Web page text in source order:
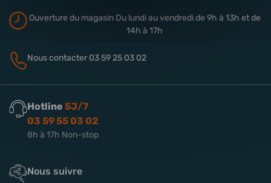
Ouverture du magasinDu lundi au vendredi de 9h à 13h et de
14h à 17h
Nous contacter 03 59 25 03 02
Hotline 5J/7
03 59 55 03 02
8h à 17h Non-stop
Nous suivre